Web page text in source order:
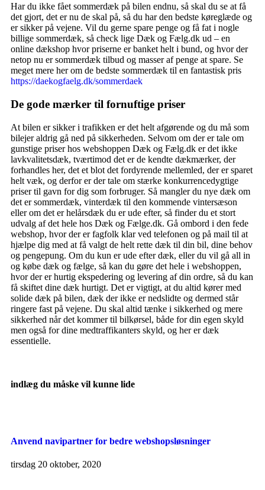
Har du ikke fået sommerdæk på bilen endnu, så skal du se at få
det gjort, det er nu de skal på, så du har den bedste køreglæde og
er sikker på vejene. Vil du gerne spare penge og få fat i nogle
billige sommerdæk, så check lige Dæk og Fælg.dk ud – en
online dækshop hvor priserne er banket helt i bund, og hvor der
netop nu er sommerdæk tilbud og masser af penge at spare. Se
meget mere her om de bedste sommerdæk til en fantastisk pris
https://daekogfaelg.dk/sommerdaek
De gode mærker til fornuftige priser
At bilen er sikker i trafikken er det helt afgørende og du må som
bilejer aldrig gå ned på sikkerheden. Selvom om der er tale om
gunstige priser hos webshoppen Dæk og Fælg.dk er det ikke
lavkvalitetsdæk, tværtimod det er de kendte dækmærker, der
forhandles her, det et blot det fordyrende mellemled, der er sparet
helt væk, og derfor er der tale om stærke konkurrencedygtige
priser til gavn for dig som forbruger. Så mangler du nye dæk om
det er sommerdæk, vinterdæk til den kommende vintersæson
eller om det er helårsdæk du er ude efter, så finder du et stort
udvalg af det hele hos Dæk og Fælge.dk. Gå ombord i den fede
webshop, hvor der er fagfolk klar ved telefonen og på mail til at
hjælpe dig med at få valgt de helt rette dæk til din bil, dine behov
og pengepung. Om du kun er ude efter dæk, eller du vil gå all in
og købe dæk og fælge, så kan du gøre det hele i webshoppen,
hvor der er hurtig ekspedering og levering af din ordre, så du kan
få skiftet dine dæk hurtigt. Det er vigtigt, at du altid kører med
solide dæk på bilen, dæk der ikke er nedslidte og dermed står
ringere fast på vejene. Du skal altid tænke i sikkerhed og mere
sikkerhed når det kommer til bilkørsel, både for din egen skyld
men også for dine medtraffikanters skyld, og her er dæk
essentielle.
indlæg du måske vil kunne lide
Anvend navipartner for bedre webshopsløsninger
tirsdag 20 oktober, 2020